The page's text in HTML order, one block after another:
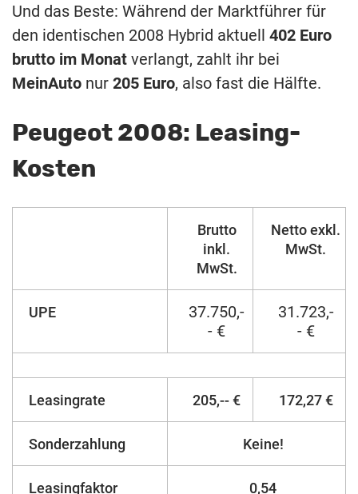
Und das Beste: Während der Marktführer für
den identischen 2008 Hybrid aktuell 402 Euro
brutto im Monat verlangt, zahlt ihr bei
MeinAuto nur 205 Euro, also fast die Hälfte.
Peugeot 2008: Leasing-
Kosten
Brutto
inkl.
MwSt.
Netto exkl.
MwSt.
UPE
37.750,-
- €
31.723,-
- €
Leasingrate 205,-- € 172,27 €
Sonderzahlung Keine!
Leasingfaktor 0,54